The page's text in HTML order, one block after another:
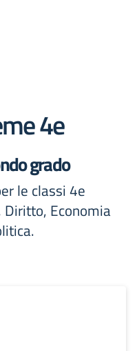
4e
grado
le classi 4e
Economia